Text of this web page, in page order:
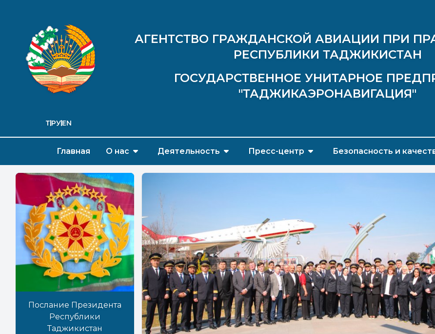
АГЕНТСТВО ГРАЖДАНСКОЙ АВИАЦИИ ПРИ
РЕСПУБЛИКИ ТАДЖИКИСТАН
ГОСУДАРСТВЕННОЕ УНИТАРНОЕ
"ТАДЖИКАЭРОНАВИГАЦИЯ"
ТҶ РУEN
Главная О нас Деятельность Пресс-центр Безопасность и
Послание Президента
Республики
Таджикистан